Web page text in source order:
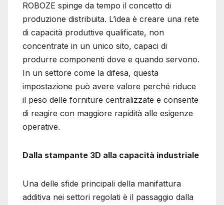
ROBOZE spinge da tempo il concetto di
produzione distribuita. L’idea è creare una rete
di capacità produttive qualificate, non
concentrate in un unico sito, capaci di
produrre componenti dove e quando servono.
In un settore come la difesa, questa
impostazione può avere valore perché riduce
il peso delle forniture centralizzate e consente
di reagire con maggiore rapidità alle esigenze
operative.
Dalla stampante 3D alla capacità industriale
Una delle sfide principali della manifattura
additiva nei settori regolati è il passaggio dalla